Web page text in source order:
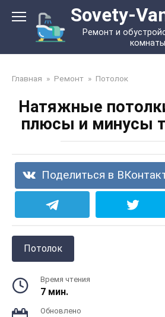
контенту
Sovety-
Ремонт и
комнаты
Главная » Ремонт » Потолок
Натяжные
плюсы и минусы
Поделиться в
Потолок
Время чтения
7 мин.
Обновлено